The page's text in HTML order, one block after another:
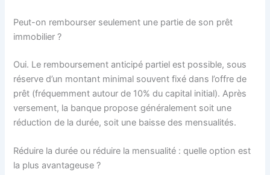
Peut-on rembourser seulement une partie de son prêt
immobilier ?
Oui. Le remboursement anticipé partiel est possible, sous
réserve d’un montant minimal souvent fixé dans l’offre de
prêt (fréquemment autour de 10% du capital initial). Après
versement, la banque propose généralement soit une
réduction de la durée, soit une baisse des mensualités.
Réduire la durée ou réduire la mensualité : quelle option est
la plus avantageuse ?